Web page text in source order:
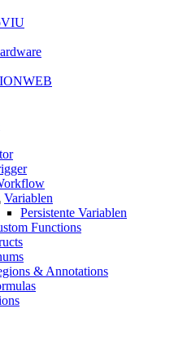
Variablen
Persistente Variablen
Functions
& Annotations